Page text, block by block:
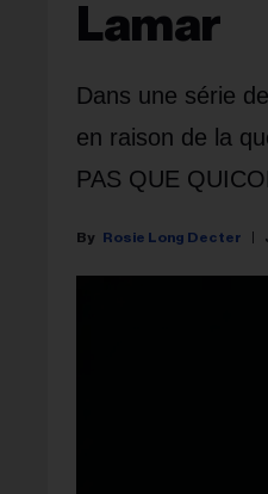
Lamar
Dans une série
en raison de la
PAS QUE
Rosie Long Decter